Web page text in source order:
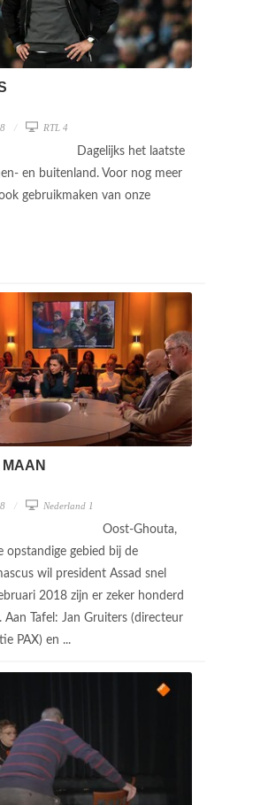
RTL 4
Dagelijks het laatste
en buitenland. Voor nog meer
gebruikmaken van onze
MAAN
Nederland 1
Oost-Ghouta,
opstandige gebied bij de
wil president Assad snel
2018 zijn er zeker honderd
Aan Tafel: Jan Gruiters (directeur
PAX) en ...